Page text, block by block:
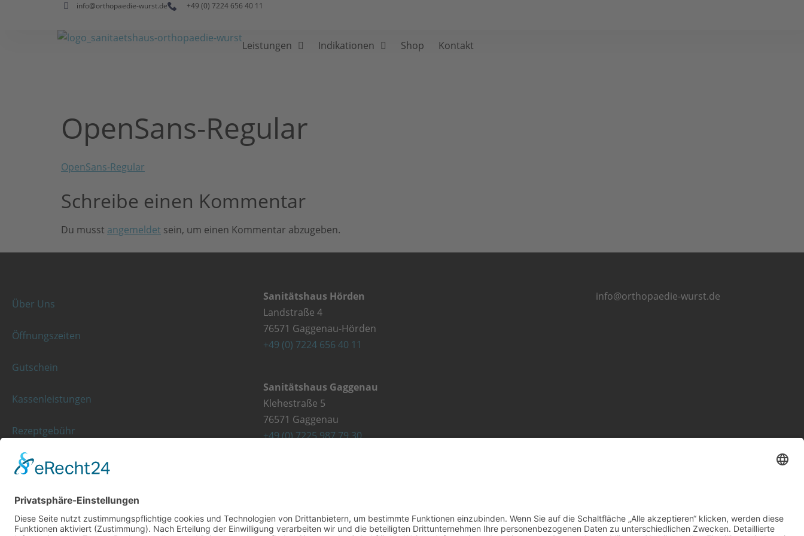
info@orthopaedie-wurst.de +49 (0) 7224 656 40 11
Leistungen Indikationen Shop Kontakt
OpenSans-Regular
OpenSans-Regular
Schreibe einen Kommentar
Du musst angemeldet sein, um einen Kommentar abzugeben.
Über Uns
Öffnungszeiten
Gutschein
Kassenleistungen
Rezeptgebühr
Sanitätshaus Hörden
Landstraße 4
76571 Gaggenau-Hörden
+49 (0) 7224 656 40 11
Sanitätshaus Gaggenau
Klehestraße 5
76571 Gaggenau
+49 (0) 7225 987 79 30
info@orthopaedie-wurst.de
© Copyright 2023 - Orthopädie Wurst